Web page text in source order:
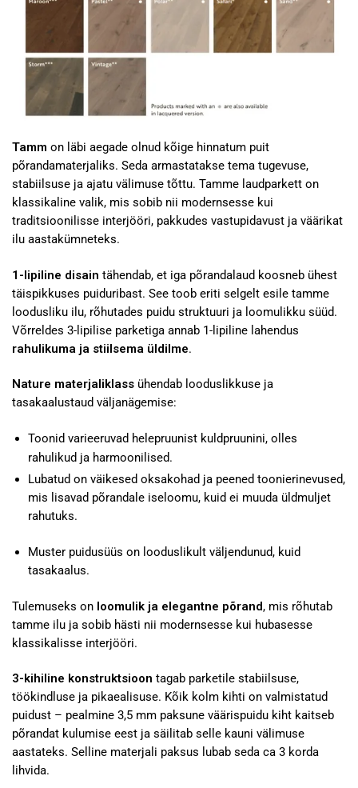
Tamm on läbi aegade olnud kõige hinnatum puit
põrandamaterjaliks. Seda armastatakse tema tugevuse,
stabiilsuse ja ajatu välimuse tõttu. Tamme laudparkett on
klassikaline valik, mis sobib nii modernsesse kui
traditsioonilisse interjööri, pakkudes vastupidavust ja väärikat
ilu aastakümneteks.
1-lipiline disain tähendab, et iga põrandalaud koosneb ühest
täispikkuses puiduribast. See toob eriti selgelt esile tamme
loodusliku ilu, rõhutades puidu struktuuri ja loomulikku süüd.
Võrreldes 3-lipilise parketiga annab 1-lipiline lahendus
rahulikuma ja stiilsema üldilme.
Nature materjaliklass ühendab looduslikkuse ja
tasakaalustaud väljanägemise:
Toonid varieeruvad helepruunist kuldpruunini, olles
rahulikud ja harmoonilised.
Lubatud on väikesed oksakohad ja peened toonierinevused,
mis lisavad põrandale iseloomu, kuid ei muuda üldmuljet
rahutuks.
Muster puidusüüs on looduslikult väljendunud, kuid
tasakaalus.
Tulemuseks on loomulik ja elegantne põrand, mis rõhutab
tamme ilu ja sobib hästi nii modernsesse kui hubasesse
klassikalisse interjööri.
3-kihiline konstruktsioon tagab parketile stabiilsuse,
töökindluse ja pikaealisuse. Kõik kolm kihti on valmistatud
puidust – pealmine 3,5 mm paksune väärispuidu kiht kaitseb
põrandat kulumise eest ja säilitab selle kauni välimuse
aastateks. Selline materjali paksus lubab seda ca 3 korda
lihvida.